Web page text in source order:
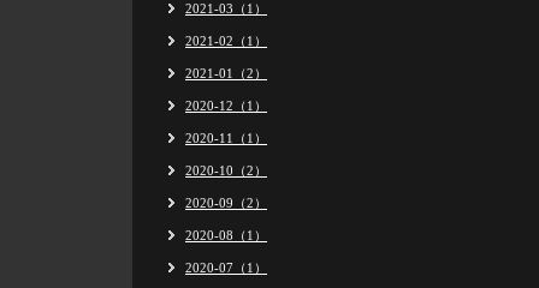
2021-03（1）
2021-02（1）
2021-01（2）
2020-12（1）
2020-11（1）
2020-10（2）
2020-09（2）
2020-08（1）
2020-07（1）